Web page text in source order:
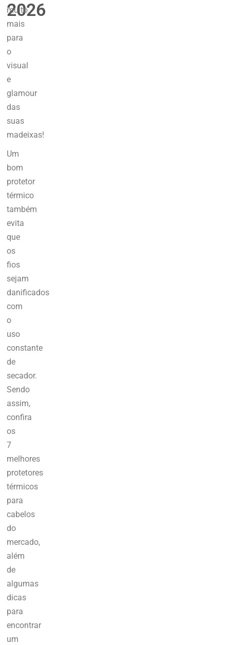
2026
muito
mais
para
o
visual
e
glamour
das
suas
madeixas!
Um
bom
protetor
térmico
também
evita
que
os
fios
sejam
danificados
com
o
uso
constante
de
secador.
Sendo
assim,
confira
os
7
melhores
protetores
térmicos
para
cabelos
do
mercado,
além
de
algumas
dicas
para
encontrar
um